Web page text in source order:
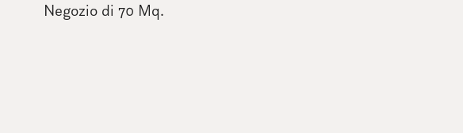
Negozio di 70 Mq.